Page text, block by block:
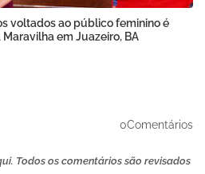
voltados ao público feminino é
em Juazeiro, BA
0Comentários
Todos os comentários são revisados